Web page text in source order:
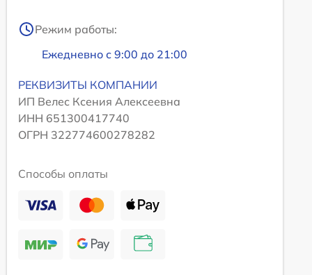
Режим работы:
Ежедневно с 9:00 до 21:00
РЕКВИЗИТЫ КОМПАНИИ
ИП Велес Ксения Алексеевна
ИНН 651300417740
ОГРН 322774600278282
Способы оплаты